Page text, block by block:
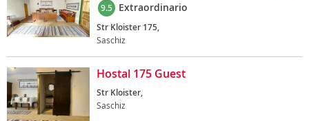
9.5 Extraordinario
Str Kloister 175,
Saschiz
Hostal 175 Guest
Str Kloister,
Saschiz